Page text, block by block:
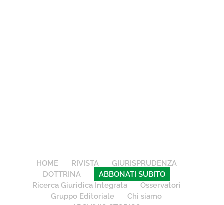
HOME RIVISTA
GIURISPRUDENZA
DOTTRINA
ABBONATI SUBITO
Ricerca Giuridica Integrata
Osservatori
Gruppo Editoriale
Chi siamo